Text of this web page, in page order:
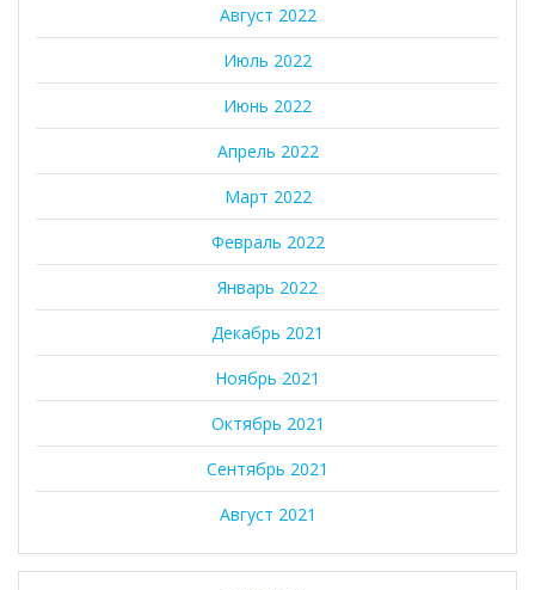
Август 2022
Июль 2022
Июнь 2022
Апрель 2022
Март 2022
Февраль 2022
Январь 2022
Декабрь 2021
Ноябрь 2021
Октябрь 2021
Сентябрь 2021
Август 2021